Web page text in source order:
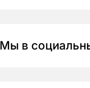
Мы в